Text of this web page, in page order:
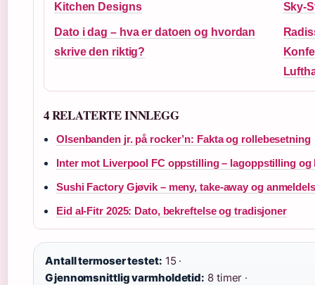
Kitchen Designs
Sky-
Dato i dag – hva er datoen og hvordan
skrive den riktig?
4 RELATERTE INNLEGG
Olsenbanden jr. på rocker’n: Fakta og rollebesetning
Inter mot Liverpool FC oppstilling – lagoppstilling og
Sushi Factory Gjøvik – meny, take-away og
Eid al-Fitr 2025: Dato, bekreftelse og tradisjoner
Antall termoser testet: 15 ·
Gjennomsnittlig varmholdetid: 8 timer ·